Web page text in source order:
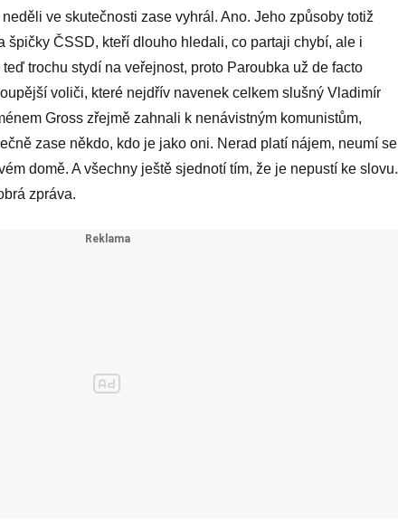
ve skutečnosti zase vyhrál. Ano. Jeho způsoby totiž
špičky ČSSD, kteří dlouho hledali, co partaji chybí, ale i
trochu stydí na veřejnost, proto Paroubka už de facto
voliči, které nejdřív navenek celkem slušný Vladimír
Gross zřejmě zahnali k nenávistným komunistům,
zase někdo, kdo je jako oni. Nerad platí nájem, neumí se
domě. A všechny ještě sjednotí tím, že je nepustí ke slovu.
zpráva.